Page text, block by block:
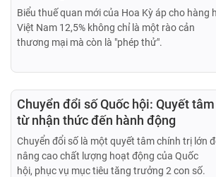
Biểu thuế quan mới của Hoa Kỳ áp cho hàng
Việt Nam 12,5% không chỉ là một rào cản
thương mại mà còn là "phép thử".
Chuyển đổi số Quốc hội: Quyết
từ nhận thức đến hành động
Chuyển đổi số là một quyết tâm chính trị lớn
nâng cao chất lượng hoạt động của Quốc
hội, phục vụ mục tiêu tăng trưởng 2 con số.